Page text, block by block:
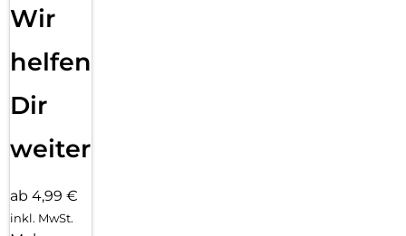
Wir
helfen
Dir
weiter
ab 4,99 €
inkl. MwSt.